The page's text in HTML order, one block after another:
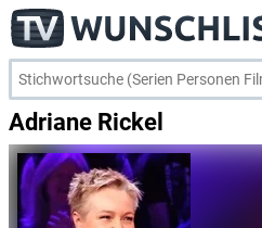
Adriane Rickel